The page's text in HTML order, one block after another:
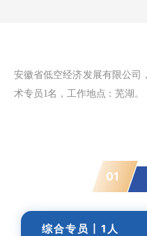
安徽省低空经济发展有限公司
术专员1名，工作地点：芜湖。
01
综合专员丨1人